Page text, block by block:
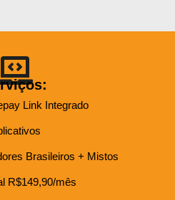
Link Integrado
Brasileiros + Mistos
R$149,90/mês